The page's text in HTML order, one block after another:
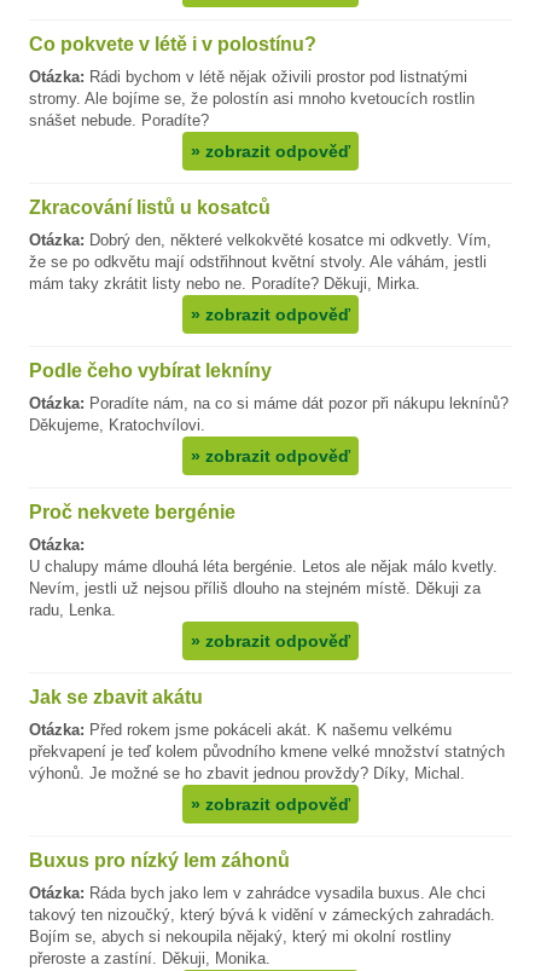
Co pokvete v létě i v polostínu?
Otázka: Rádi bychom v létě nějak oživili prostor pod listnatými
stromy. Ale bojíme se, že polostín asi mnoho kvetoucích rostlin
snášet nebude. Poradíte?
» zobrazit odpověď
Zkracování listů u kosatců
Otázka: Dobrý den, některé velkokvěté kosatce mi odkvetly. Vím,
že se po odkvětu mají odstřihnout květní stvoly. Ale váhám, jestli
mám taky zkrátit listy nebo ne. Poradíte? Děkuji, Mirka.
» zobrazit odpověď
Podle čeho vybírat lekníny
Otázka: Poradíte nám, na co si máme dát pozor při nákupu leknínů?
Děkujeme, Kratochvílovi.
» zobrazit odpověď
Proč nekvete bergénie
Otázka:
U chalupy máme dlouhá léta bergénie. Letos ale nějak málo kvetly.
Nevím, jestli už nejsou příliš dlouho na stejném místě. Děkuji za
radu, Lenka.
» zobrazit odpověď
Jak se zbavit akátu
Otázka: Před rokem jsme pokáceli akát. K našemu velkému
překvapení je teď kolem původního kmene velké množství statných
výhonů. Je možné se ho zbavit jednou provždy? Díky, Michal.
» zobrazit odpověď
Buxus pro nízký lem záhonů
Otázka: Ráda bych jako lem v zahrádce vysadila buxus. Ale chci
takový ten nizoučký, který bývá k vidění v zámeckých zahradách.
Bojím se, abych si nekoupila nějaký, který mi okolní rostliny
přeroste a zastíní. Děkuji, Monika.